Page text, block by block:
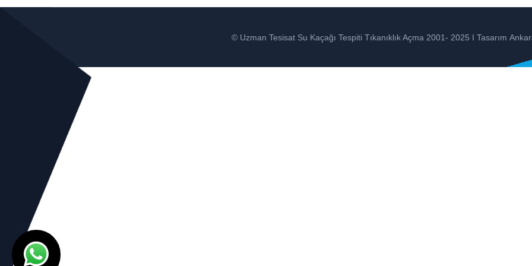
© Uzman Tesisat Su Kaçağı Tespiti Tıkanıklık Açma 2001- 2025 I Tasarım